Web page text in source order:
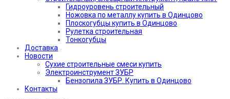
Гидроуровень строительный
Ножовка по металлу купить в Одинцово
Плоскогубцы купить в Одинцово
Рулетка строительная
Тонкогубцы
Доставка
Новости
Сухие строительные смеси купить
Электроинструмент ЗУБР
Бензопила ЗУБР. Купить в Одинцово
Контакты